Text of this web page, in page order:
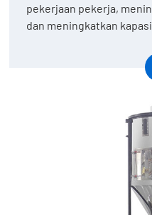
pekerjaan pekerja,
dan meningkatkan